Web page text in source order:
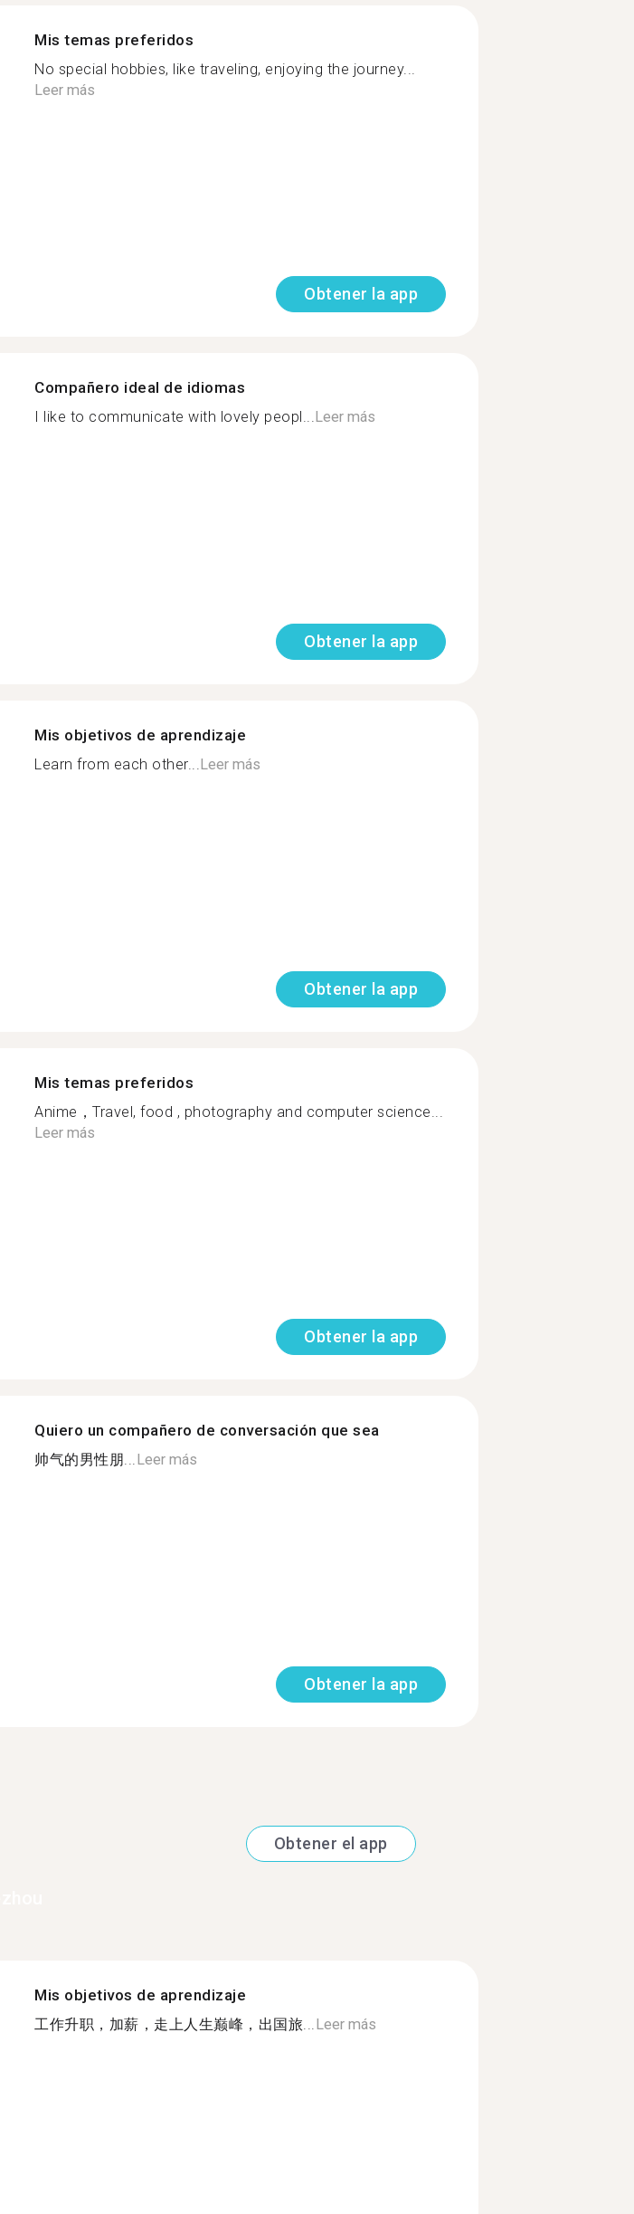
Mis temas preferidos
No special hobbies, like traveling, enjoying the journey...
Leer más
Obtener la app
Compañero ideal de idiomas
I like to communicate with lovely peopl...Leer más
Obtener la app
Mis objetivos de aprendizaje
Learn from each other...Leer más
Obtener la app
Mis temas preferidos
Anime，Travel, food , photography and computer science...
Leer más
Obtener la app
Quiero un compañero de conversación que sea
帅气的男性朋...Leer más
Obtener la app
Obtener el app
Mis objetivos de aprendizaje
工作升职，加薪，走上人生巅峰，出国旅... Leer más